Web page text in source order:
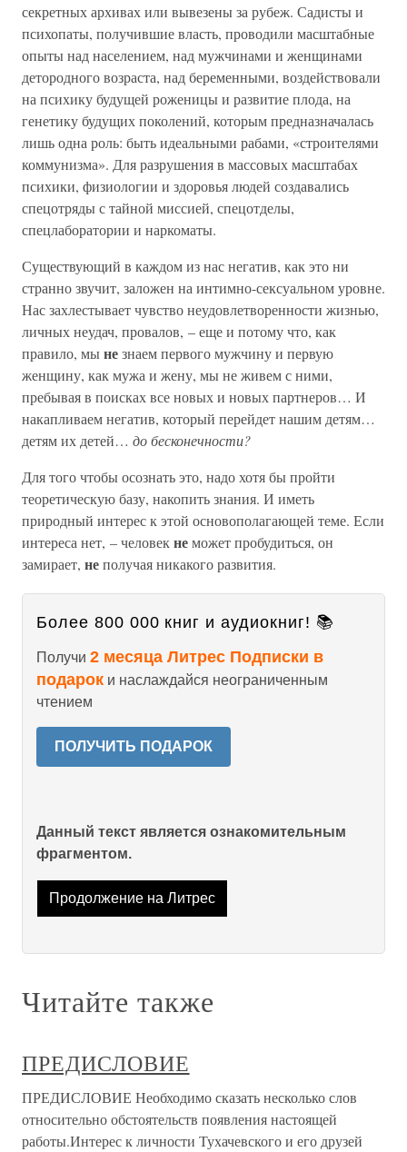
секретных архивах или вывезены за рубеж. Садисты и
психопаты, получившие власть, проводили масштабные
опыты над населением, над мужчинами и женщинами
детородного возраста, над беременными, воздействовали
на психику будущей роженицы и развитие плода, на
генетику будущих поколений, которым предназначалась
лишь одна роль: быть идеальными рабами, «строителями
коммунизма». Для разрушения в массовых масштабах
психики, физиологии и здоровья людей создавались
спецотряды с тайной миссией, спецотделы,
спецлаборатории и наркоматы.
Существующий в каждом из нас негатив, как это ни
странно звучит, заложен на интимно-сексуальном уровне.
Нас захлестывает чувство неудовлетворенности жизнью,
личных неудач, провалов, – еще и потому что, как
правило, мынезнаем первого мужчину и первую
женщину, как мужа и жену, мы не живем с ними,
пребывая в поисках все новых и новых партнеров… И
накапливаем негатив, который перейдет нашим детям…
детям их детей… до бесконечности?
Для того чтобы осознать это, надо хотя бы пройти
теоретическую базу, накопить знания. И иметь
природный интерес к этой основополагающей теме. Если
интереса нет, – человекнеможет пробудиться, он
замирает, неполучая никакого развития.
Более 800 000 книг и аудиокниг! 📚
Получи 2 месяца Литрес Подписки в
подарок и наслаждайся неограниченным
чтением
ПОЛУЧИТЬ ПОДАРОК
Данный текст является ознакомительным
фрагментом.
Продолжение на Литрес
Читайте также
ПРЕДИСЛОВИЕ
ПРЕДИСЛОВИЕ Необходимо сказать несколько слов
относительно обстоятельств появления настоящей
работы.Интерес к личности Тухачевского и его друзей